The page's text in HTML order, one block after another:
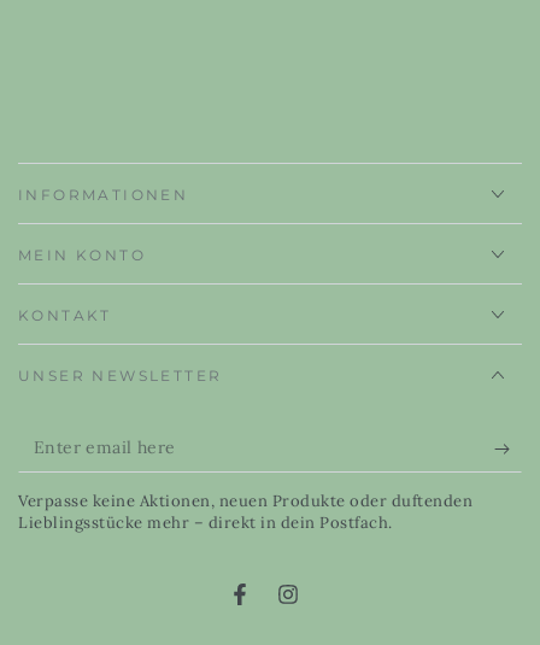
INFORMATIONEN
MEIN KONTO
KONTAKT
UNSER NEWSLETTER
Enter
email
here
Verpasse keine Aktionen, neuen Produkte oder duftenden
Lieblingsstücke mehr – direkt in dein Postfach.
FacebookInstagram